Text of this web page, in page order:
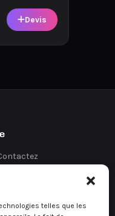
telles que les
Devis